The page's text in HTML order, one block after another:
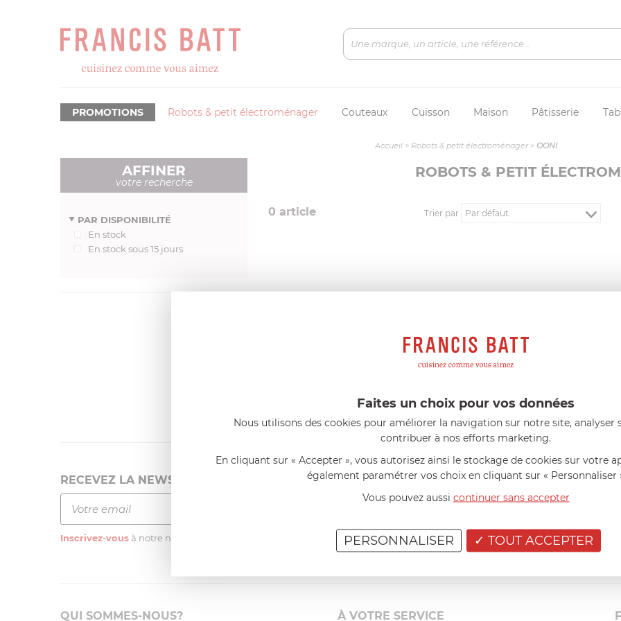
Robots & petit électroménager Couteaux Cuisson Maison Pâtisserie
PROMOTIONS
Accueil> Robots & petit électroménager> OONI
AFFINER
votre recherche
PAR DISPONIBILITÉ
En stock
En stock sous 15 jours
ROBOTS & PETIT
0 article Trier par
le 23/06/2026 à 12:04
Casserole mini 9 cm Castelpro 5 ply poignée
l'élaboration des sauces et vient complé...»
Florence 63 ans
Couteau complet avec lame, joint
pour le robot cuiseur Cook Expert
fait. La livraison a été très rapide. ...»
RECEVEZ LA NEWSLETTER
Inscrivez-vous à notre newsletter
QUI SOMMES-NOUS? À VOTRE SERVICE
Faites un choix pour vos données
Nous utilisons des cookies pour améliorer la navigation sur notre site, analyser
contribuer à nos efforts marketing.
En cliquant sur « Accepter », vous autorisez ainsi le stockage de cookies sur votre
également paramétrer vos choix en cliquant sur « Personnaliser
Vous pouvez aussi continuer sans accepter
TOUT ACCEPTER
PERSONNALISER